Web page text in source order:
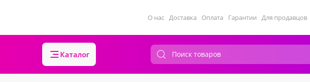
О нас Доставка Оплата Гарантии Для продавцов
Каталог